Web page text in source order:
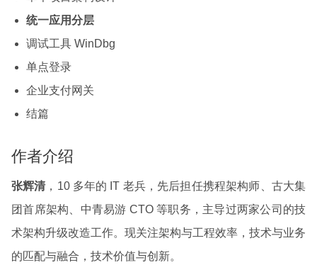
统一应用分层
调试工具 WinDbg
单点登录
企业支付网关
结篇
作者介绍
张辉清 ，10 多年的 IT 老兵，先后担任携程架构师、古大集
团首席架构、中青易游 CTO 等职务，主导过两家公司的技
术架构升级改造工作。现关注架构与工程效率，技术与业务
的匹配与融合，技术价值与创新。